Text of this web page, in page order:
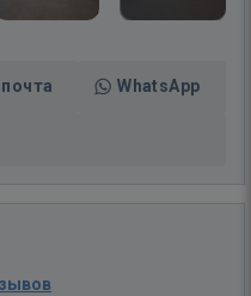
WhatsApp